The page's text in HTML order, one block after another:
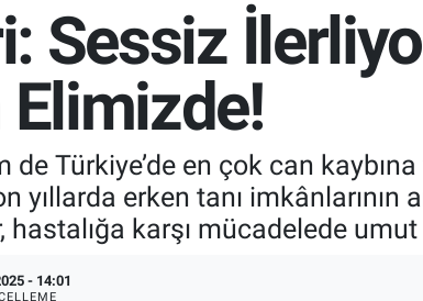
Sessiz
Türkiye’de en çok can
erken tanı imkânlarının
karşı mücadelede
- 14:01